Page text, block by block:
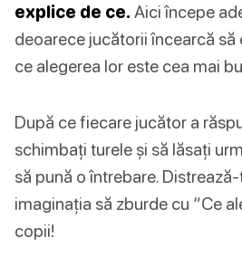
explice de ce. Aici începe
deoarece jucătorii încearcă
ce alegerea lor este cea mai
După ce fiecare jucător a
schimbați turele și să lăsați
să pună o întrebare.
imaginația să zburde cu “Ce
copii!